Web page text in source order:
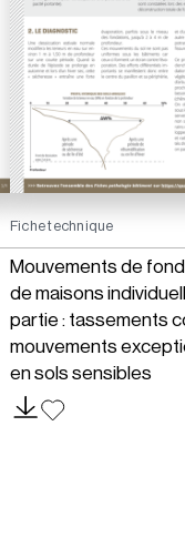
Fiche technique
Mouvements de
de maisons
partie : tassements
mouvements
en sols sensibles